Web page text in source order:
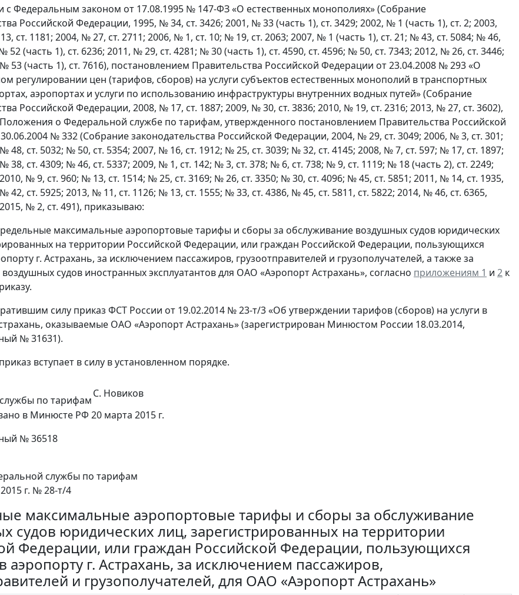
с Федеральным законом от 17.08.1995 № 147-ФЗ «О естественных монополиях» (Собрание
Российской Федерации, 1995, № 34, ст. 3426; 2001, № 33 (часть 1), ст. 3429; 2002, № 1 (часть 1), ст. 2; 2003,
ст. 1181; 2004, № 27, ст. 2711; 2006, № 1, ст. 10; № 19, ст. 2063; 2007, № 1 (часть 1), ст. 21; № 43, ст. 5084; № 46,
52 (часть 1), ст. 6236; 2011, № 29, ст. 4281; № 30 (часть 1), ст. 4590, ст. 4596; № 50, ст. 7343; 2012, № 26, ст. 3446;
53 (часть 1), ст. 7616), постановлением Правительства Российской Федерации от 23.04.2008 № 293 «О
регулировании цен (тарифов, сборов) на услуги субъектов естественных монополий в транспортных
аэропортах и услуги по использованию инфраструктуры внутренних водных путей» (Собрание
Российской Федерации, 2008, № 17, ст. 1887; 2009, № 30, ст. 3836; 2010, № 19, ст. 2316; 2013, № 27, ст. 3602),
о Федеральной службе по тарифам, утвержденного постановлением Правительства Российской
№ 332 (Собрание законодательства Российской Федерации, 2004, № 29, ст. 3049; 2006, № 3, ст. 301;
48, ст. 5032; № 50, ст. 5354; 2007, № 16, ст. 1912; № 25, ст. 3039; № 32, ст. 4145; 2008, № 7, ст. 597; № 17, ст. 1897;
38, ст. 4309; № 46, ст. 5337; 2009, № 1, ст. 142; № 3, ст. 378; № 6, ст. 738; № 9, ст. 1119; № 18 (часть 2), ст. 2249;
№ 9, ст. 960; № 13, ст. 1514; № 25, ст. 3169; № 26, ст. 3350; № 30, ст. 4096; № 45, ст. 5851; 2011, № 14, ст. 1935,
42, ст. 5925; 2013, № 11, ст. 1126; № 13, ст. 1555; № 33, ст. 4386, № 45, ст. 5811, ст. 5822; 2014, № 46, ст. 6365,
№ 2, ст. 491), приказываю:
максимальные аэропортовые тарифы и сборы за обслуживание воздушных судов юридических
на территории Российской Федерации, или граждан Российской Федерации, пользующихся
г. Астрахань, за исключением пассажиров, грузоотправителей и грузополучателей, а также за
судов иностранных эксплуатантов для ОАО «Аэропорт Астрахань», согласно приложениям 1 и 2 к
силу приказ ФСТ России от 19.02.2014 № 23-т/3 «Об утверждении тарифов (сборов) на услуги в
оказываемые ОАО «Аэропорт Астрахань» (зарегистрирован Минюстом России 18.03.2014,
№ 31631).
вступает в силу в установленном порядке.
по тарифам
С. Новиков
в Минюсте РФ 20 марта 2015 г.
№ 36518
службы по тарифам
г. № 28-т/4
максимальные аэропортовые тарифы и сборы за обслуживание
судов юридических лиц, зарегистрированных на территории
Федерации, или граждан Российской Федерации, пользующихся
аэропорту г. Астрахань, за исключением пассажиров,
и грузополучателей, для ОАО «Аэропорт Астрахань»